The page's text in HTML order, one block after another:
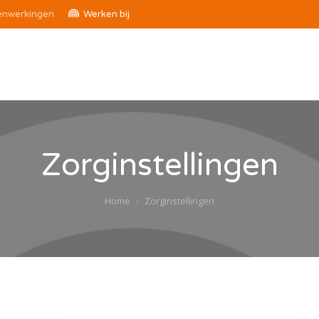
Werken bij
Zorginstellingen
Je bent hier:
Home Zorginstellingen